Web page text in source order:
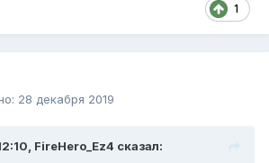
1
28 декабря 2019
FireHero_Ez4 сказал: